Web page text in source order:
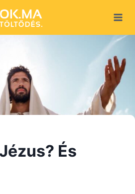
És